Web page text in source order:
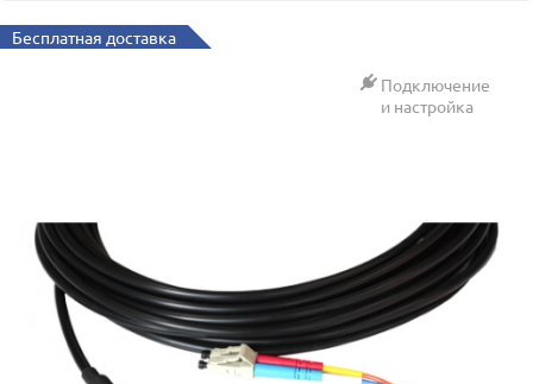
Бесплатная доставка
Подключение
и настройка